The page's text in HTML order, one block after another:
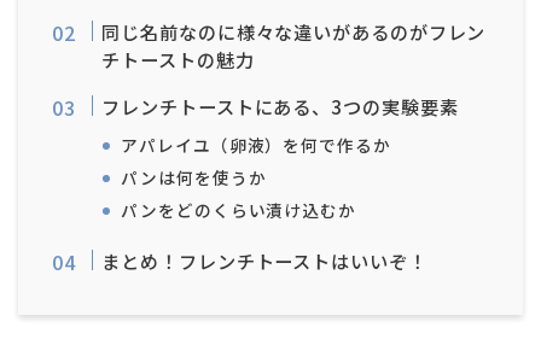
同じ名前なのに様々な違いがあるのがフレン
チトーストの魅力
フレンチトーストにある、3つの実験要素
アパレイユ（卵液）を何で作るか
パンは何を使うか
パンをどのくらい漬け込むか
まとめ！フレンチトーストはいいぞ！